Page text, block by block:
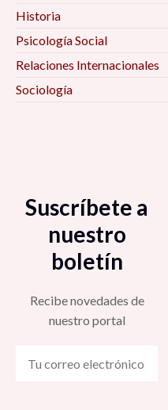
Historia
Psicología Social
Relaciones Internacionales
Sociología
Suscríbete a
nuestro
boletín
Recibe novedades de
nuestro portal